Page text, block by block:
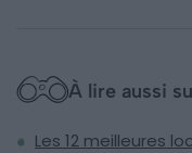
À lire aussi
Les 12 meilleures